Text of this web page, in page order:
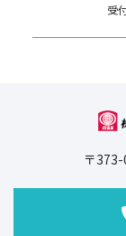
受
〒